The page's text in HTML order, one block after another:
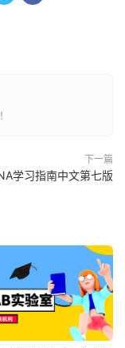
下一篇
学习指南中文第七版